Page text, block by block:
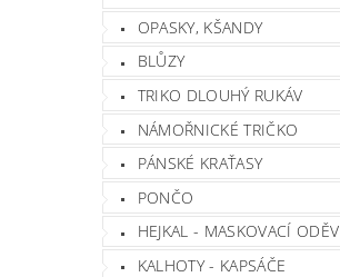
OPASKY, KŠANDY
BLŮZY
TRIKO DLOUHÝ RUKÁV
NÁMOŘNICKÉ TRIČKO
PÁNSKÉ KRAŤASY
PONČO
HEJKAL - MASKOVACÍ ODĚV
KALHOTY - KAPSÁČE